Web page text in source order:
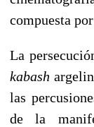
compuesta
La
kabash
las
de la